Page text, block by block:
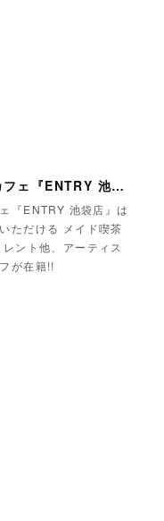
カジュアルメイドカフェ『ENTRY 池袋店』
『ENTRY 池袋店』は
ただける メイド喫茶
ント他、アーティス
が在籍!!